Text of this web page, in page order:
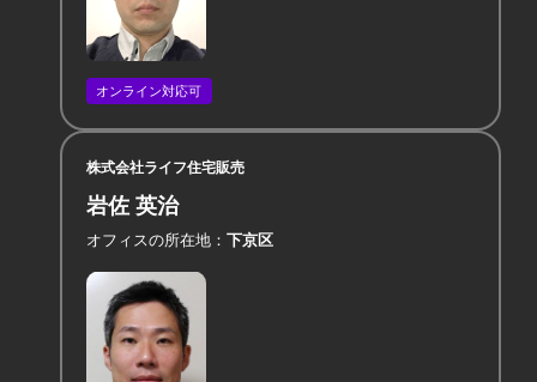
オンライン対応可
株式会社ライフ住宅販売
岩佐 英治
オフィスの所在地 下京区